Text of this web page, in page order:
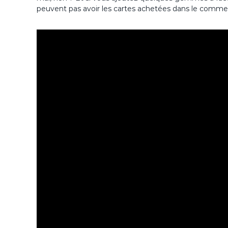
peuvent pas avoir les cartes achetées dans le